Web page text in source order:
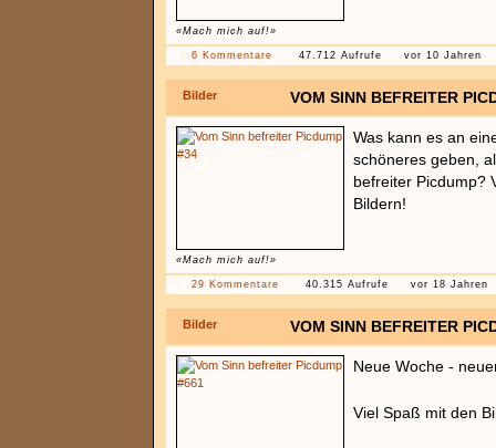
«Mach mich auf!»
6 Kommentare 47.712 Aufrufe vor 10 Jahren
Bilder VOM SINN BEFREITER
«Mach mich auf!»
Was kann es an
schöneres geben,
befreiter Picdump?
Bildern!
29 Kommentare 40.315 Aufrufe vor 18 Jahren
Bilder VOM SINN BEFREITER
Neue Woche -
Viel Spaß mit den